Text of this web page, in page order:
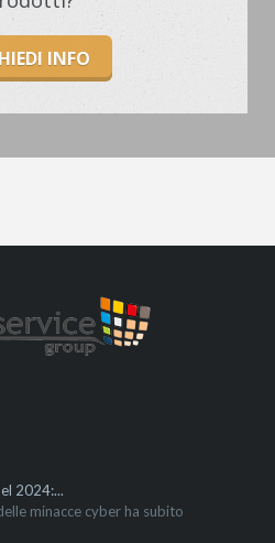
INFO
2024:...
minacce cyber ha subito